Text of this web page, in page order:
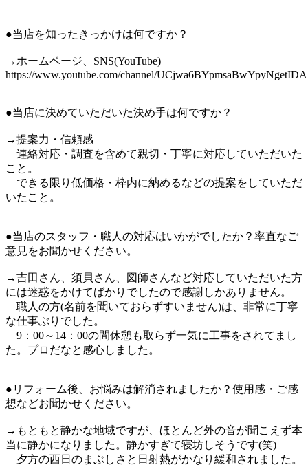
●当店を知ったきっかけは何ですか？
→ホームページ、SNS(YouTube)
https://www.youtube.com/channel/UCjwa6BYpmsaBwYpyNgetIDA
●当店に決めていただいた決め手は何ですか？
→提案力・信頼感
連絡対応・調査を含めて親切・丁寧に対応していただいた
こと。
できる限り低価格・枠内に納めるなどの提案をしていただ
いたこと。
●当店のスタッフ・職人の対応はいかがでしたか？率直なご
意見をお聞かせください。
→吉田さん、須貝さん、図師さんなど対応していただいた方
には迷惑をかけてばかりでしたので感謝しかありません。
職人の方(名前を聞いておらずすいません)は、非常に丁寧
な仕事ぶりでした。
9：00～14：00の間休憩も取らず一気に工事をされてまし
た。プロだなと感心しました。
●リフォーム後、お悩みは解消されましたか？使用感・ご感
想などお聞かせください。
→もともと静かな地域ですが、ほとんど外の音が聞こえず本
当に静かになりました。静かすぎて寝坊しそうです(笑)
夕方の西日のまぶしさと日射熱がかなり緩和されました。